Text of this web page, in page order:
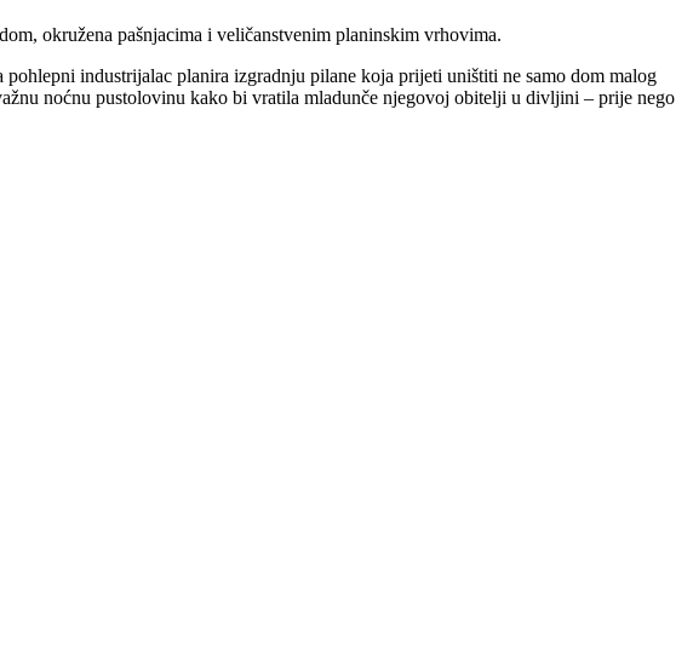
okružena pašnjacima i veličanstvenim planinskim vrhovima.
industrijalac planira izgradnju pilane koja prijeti uništiti ne samo dom malog
noćnu pustolovinu kako bi vratila mladunče njegovoj obitelji u divljini – prije nego